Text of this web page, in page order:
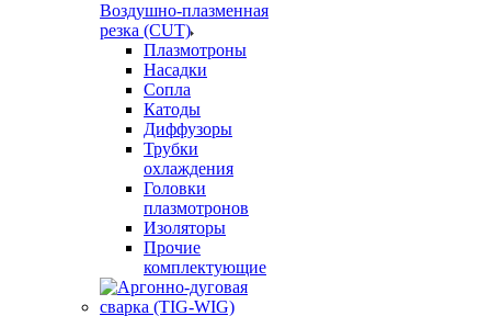
Воздушно-плазменная
резка (CUT)
Плазмотроны
Насадки
Сопла
Катоды
Диффузоры
Трубки
охлаждения
Головки
плазмотронов
Изоляторы
Прочие
комплектующие